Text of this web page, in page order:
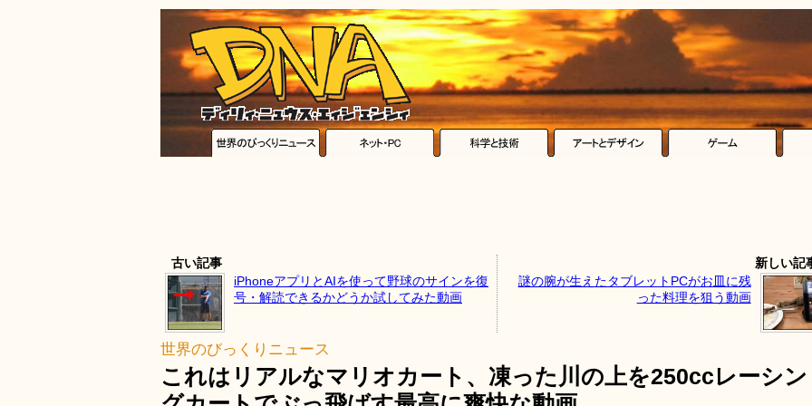
古い記事
iPhoneアプリとAIを使って野球のサインを復
号・解読できるかどうか試してみた動画
新しい記
謎の腕が生えたタブレットPCがお皿に残
った料理を狙う動画
世界のびっくりニュース
これはリアルなマリオカート、凍った川の上を250ccレーシン